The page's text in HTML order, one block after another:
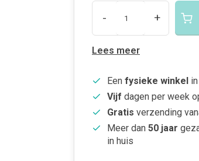
- +
Lees meer
Een fysieke winkel
Vijf dagen per week
Gratis verzending
Meer dan 50 jaar
in huis